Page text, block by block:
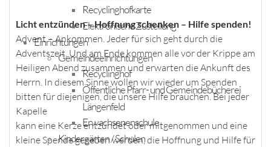
Recyclinghofkarte
Elektronische Zustellung
Einrichtungen
Gemeindeeinrichtungen
Recyclinghof
Öffentliche Pfarr- und Gemeindebücherei
Längenfeld
Erwachsenenschule
Kindergärten / Schulen
Licht entzünden – Hoffnung schenken – Hilfe spenden!
Advent – Ankommen. Jeder für sich geht durch die
Adventszeit. Und am Ende kommen alle vor der Krippe am
Heiligen Abend zusammen und erwarten die Ankunft des
Herrn. In diesem Sinne wollen wir wieder um Spenden
bitten für diejenigen, die unsere Hilfe brauchen. Bei jeder
Kapelle
kann eine Kerze entzündet oder mitgenommen und eine
kleine Spende gegeben werden, die Hoffnung und Hilfe für